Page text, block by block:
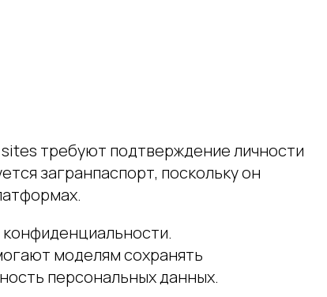
требуют подтверждение личности
загранпаспорт, поскольку он
моделям сохранять
персональных данных.